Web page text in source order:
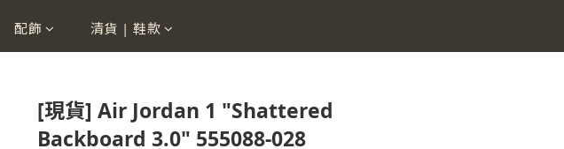
配飾 清貨 | 鞋款
[現貨] Air Jordan 1 "Shattered
Backboard 3.0" 555088-028